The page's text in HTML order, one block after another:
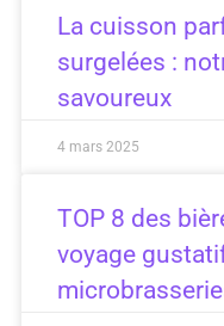
La cuisson
surgelées :
savoureux
4 mars 2025
TOP 8 des
voyage